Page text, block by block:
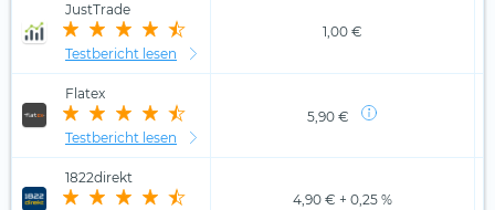
JustTrade
Testbericht lesen
1,00 €
Flatex
Testbericht lesen
5,90 €
1822direkt
4,90 € + 0,25 %